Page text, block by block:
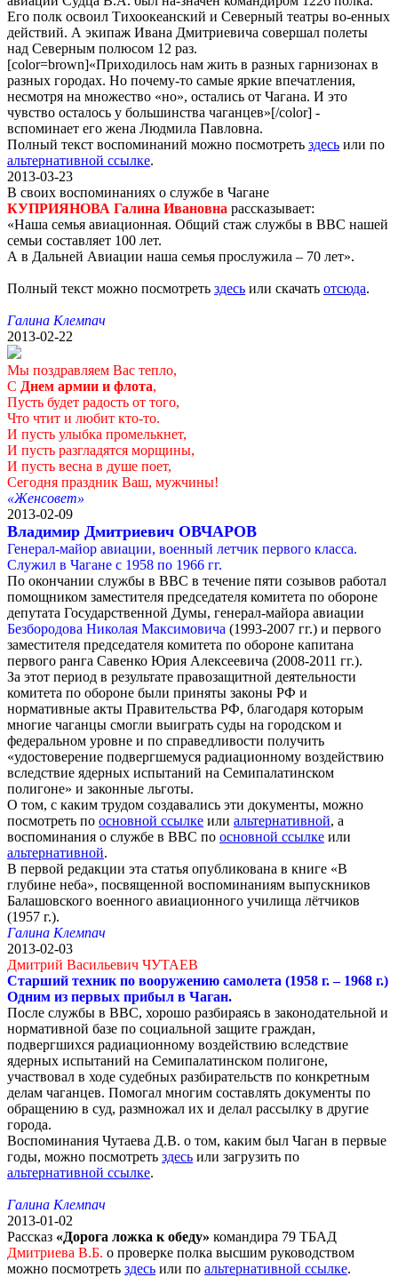
Его полк освоил Тихоокеанский и Северный театры во-енных
действий. А экипаж Ивана Дмитриевича совершал полеты
над Северным полюсом 12 раз.
[color=brown]«Приходилось нам жить в разных гарнизонах в
разных городах. Но почему-то самые яркие впечатления,
несмотря на множество «но», остались от Чагана. И это
чувство осталось у большинства чаганцев»[/color] -
вспоминает его жена Людмила Павловна.
Полный текст воспоминаний можно посмотреть здесь или по
альтернативной ссылке.
2013-03-23
В своих воспоминаниях о службе в Чагане
КУПРИЯНОВА Галина Ивановна рассказывает:
«Наша семья авиационная. Общий стаж службы в ВВС нашей
семьи составляет 100 лет.
А в Дальней Авиации наша семья прослужила – 70 лет».
Полный текст можно посмотреть здесь или скачать отсюда.
Галина Клемпач
2013-02-22
Мы поздравляем Вас тепло,
С Днем армии и флота,
Пусть будет радость от того,
Что чтит и любит кто-то.
И пусть улыбка промелькнет,
И пусть разгладятся морщины,
И пусть весна в душе поет,
Сегодня праздник Ваш, мужчины!
«Женсовет»
2013-02-09
Владимир Дмитриевич ОВЧАРОВ
Генерал-майор авиации, военный летчик первого класса.
Служил в Чагане с 1958 по 1966 гг.
По окончании службы в ВВС в течение пяти созывов работал
помощником заместителя председателя комитета по обороне
депутата Государственной Думы, генерал-майора авиации
Безбородова Николая Максимовича (1993-2007 гг.) и первого
заместителя председателя комитета по обороне капитана
первого ранга Савенко Юрия Алексеевича (2008-2011 гг.).
За этот период в результате правозащитной деятельности
комитета по обороне были приняты законы РФ и
нормативные акты Правительства РФ, благодаря которым
многие чаганцы смогли выиграть суды на городском и
федеральном уровне и по справедливости получить
«удостоверение подвергшемуся радиационному воздействию
вследствие ядерных испытаний на Семипалатинском
полигоне» и законные льготы.
О том, с каким трудом создавались эти документы, можно
посмотреть по основной ссылке или альтернативной, а
воспоминания о службе в ВВС по основной ссылке или
альтернативной.
В первой редакции эта статья опубликована в книге «В
глубине неба», посвященной воспоминаниям выпускников
Балашовского военного авиационного училища лётчиков
(1957 г.).
Галина Клемпач
2013-02-03
Дмитрий Васильевич ЧУТАЕВ
Старший техник по вооружению самолета (1958 г. – 1968 г.)
Одним из первых прибыл в Чаган.
После службы в ВВС, хорошо разбираясь в законодательной и
нормативной базе по социальной защите граждан,
подвергшихся радиационному воздействию вследствие
ядерных испытаний на Семипалатинском полигоне,
участвовал в ходе судебных разбирательств по конкретным
делам чаганцев. Помогал многим составлять документы по
обращению в суд, размножал их и делал рассылку в другие
города.
Воспоминания Чутаева Д.В. о том, каким был Чаган в первые
годы, можно посмотреть здесь или загрузить по
альтернативной ссылке.
Галина Клемпач
2013-01-02
Рассказ «Дорога ложка к обеду» командира 79 ТБАД
Дмитриева В.Б. о проверке полка высшим руководством
можно посмотреть здесь или по альтернативной ссылке.